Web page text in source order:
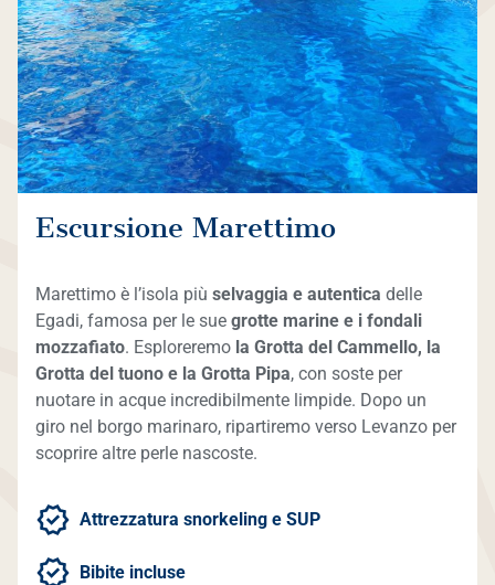
Escursione Marettimo
Marettimo è l’isola più selvaggia e autentica delle
Egadi, famosa per le sue grotte marine e i fondali
mozzafiato. Esploreremo la Grotta del Cammello, la
Grotta del tuono e la Grotta Pipa, con soste per
nuotare in acque incredibilmente limpide. Dopo un
giro nel borgo marinaro, ripartiremo verso Levanzo per
scoprire altre perle nascoste.
Attrezzatura snorkeling e SUP
Bibite incluse